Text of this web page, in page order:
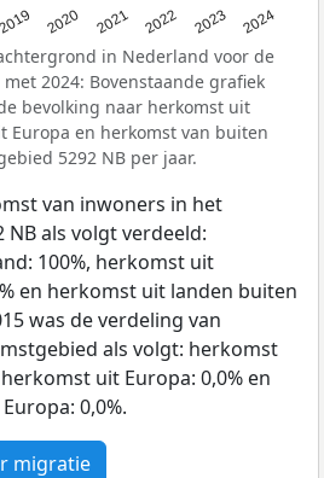
2019 2020 2021 2022 2023 2024
in Nederland voor de
2024: Bovenstaande grafiek
bevolking naar herkomst uit
Europa en herkomst van buiten
5292 NB per jaar.
van inwoners in het
als volgt verdeeld:
100%, herkomst uit
en herkomst uit landen buiten
was de verdeling van
als volgt: herkomst
uit Europa: 0,0% en
0,0%.
migratie